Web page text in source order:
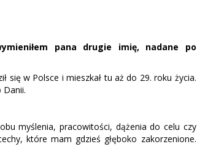
pana drugie imię, nadane po
się w Polsce i mieszkał tu aż do 29. roku życia.
Danii.
myślenia, pracowitości, dążenia do celu czy
które mam gdzieś głęboko zakorzenione.